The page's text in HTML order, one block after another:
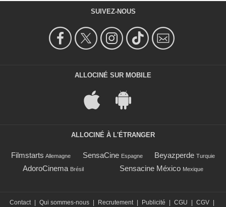
SUIVEZ-NOUS
ALLOCINÉ SUR MOBILE
ALLOCINÉ À L'ÉTRANGER
Filmstarts Allemagne SensaCine Espagne Beyazperde Turquie
AdoroCinema Brésil Sensacine México Mexique
Contact Qui sommes-nous Recrutement Publicité CGU CGV